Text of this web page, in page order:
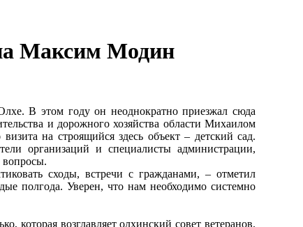
Максим Модин
В этом году он неоднократно приезжал сюда
и дорожного хозяйства области Михаилом
на строящийся здесь объект – детский сад.
организаций и специалисты администрации,
вопросы.
сходы, встречи с гражданами, – отметил
полгода. Уверен, что нам необходимо системно
которая возглавляет олхинский совет ветеранов.